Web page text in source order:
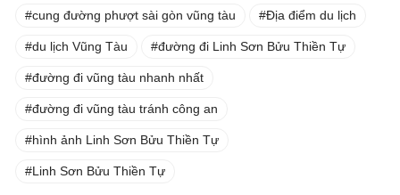
cung đường phượt sài gòn vũng tàu Địa điểm du lịch
du lịch Vũng Tàu đường đi Linh Sơn Bửu Thiền Tự
đường đi vũng tàu nhanh nhất
đường đi vũng tàu tránh công an
hình ảnh Linh Sơn Bửu Thiền Tự
Linh Sơn Bửu Thiền Tự